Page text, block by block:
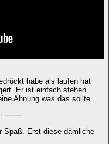
habe als laufen hat
Er ist einfach stehen
Ahnung was das sollte.
----------
Spaß. Erst diese dämliche